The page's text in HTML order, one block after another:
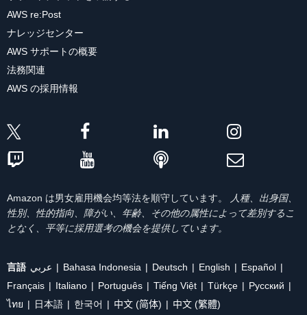
AWS re:Post
ナレッジセンター
AWS サポートの概要
法務関連
AWS の採用情報
Amazon は男女雇用機会均等法を順守しています。
人種、出身国、
性別、性的指向、障がい、年齢、その他の属性によって差別するこ
となく、平等に採用選考の機会を提供しています。
言語 عربي Bahasa Indonesia Deutsch English
Español
Français
Italiano Português Tiếng Việt Türkçe
Ρусский
ไทย
日本語 한국어 中文 (简体) 中文 (繁體)